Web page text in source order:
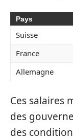
Pays
Suisse
France
Allemagne
Ces salaires
des
des